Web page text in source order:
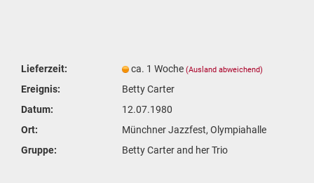
Lieferzeit: ca. 1 Woche(Ausland abweichend)
Ereignis:
Betty Carter
Datum:
12.07.1980
Ort:
Münchner Jazzfest, Olympiahalle
Gruppe:
Betty Carter and her Trio